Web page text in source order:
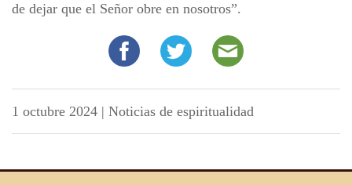
de dejar que el Señor obre en nosotros”.
1 octubre 2024 | Noticias de espiritualidad